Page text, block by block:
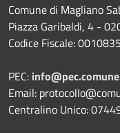
Comune di Magliano
Piazza Garibaldi, 4 -
Codice Fiscale:
PEC:
Email:
Centralino Unico: